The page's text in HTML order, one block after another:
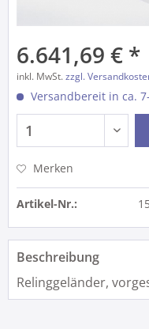
6.641,69 € *
inkl. MwSt.zzgl.
Versandbereit in ca.
Merken
Artikel-Nr.:
Beschreibung
Relinggeländer,